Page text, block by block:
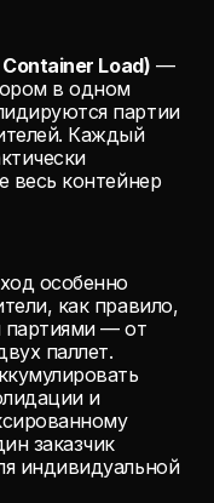
Load) —
в одном
партии
Каждый
весь контейнер
особенно
как правило,
партиями — от
паллет.
и
заказчик
индивидуальной